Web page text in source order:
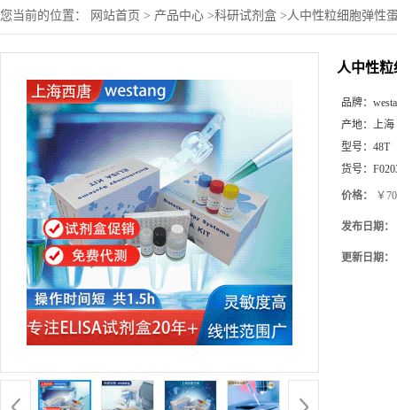
您当前的位置： 网站首页 > 产品中心 >科研试剂盒 >人中性粒细胞弹性
人中性
品牌：
产地： 上海
型号： 48T
货号：
价格： ￥
发布日期：
更新日期：